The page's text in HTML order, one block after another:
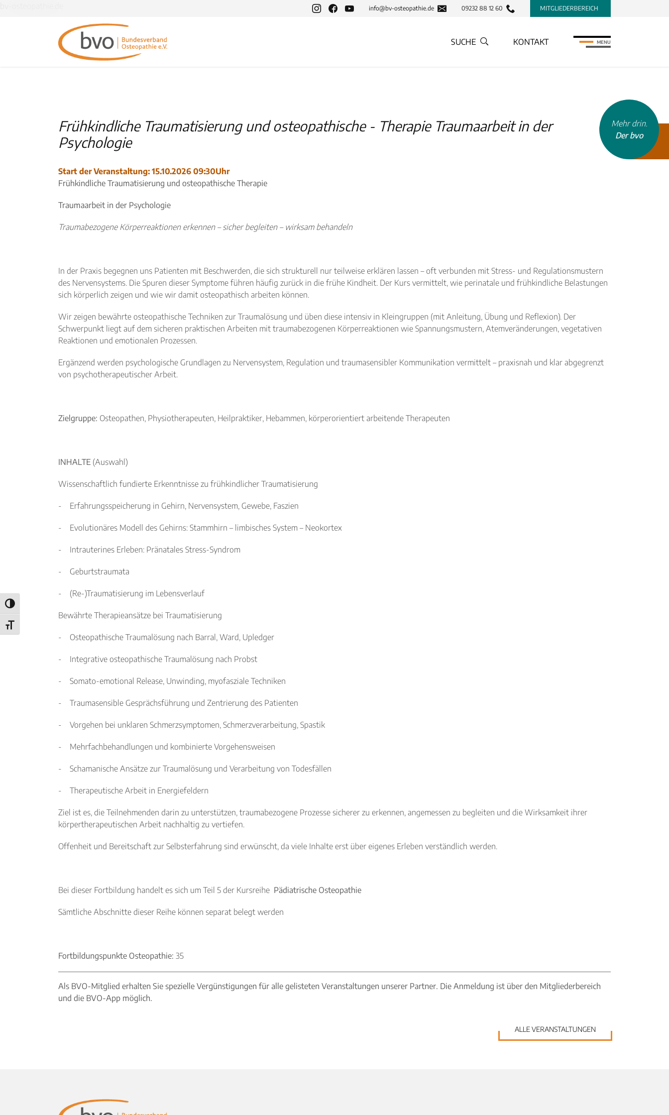
Umschalten auf hohe Kontraste
Schrift vergrößern
info@bv-osteopathie.de 09232 88 12 60 MITGLIEDERBEREICH
SUCHE KONTAKT MENU
Frühkindliche Traumatisierung und osteopathische - Therapie Traumaarbeit in der
Psychologie
Start der Veranstaltung: 15.10.2026 09:30Uhr
Frühkindliche Traumatisierung und osteopathische Therapie
Traumaarbeit in der Psychologie
Traumabezogene Körperreaktionen erkennen – sicher begleiten – wirksam behandeln
In der Praxis begegnen uns Patienten mit Beschwerden, die sich strukturell nur teilweise erklären lassen – oft verbunden mit Stress- und Regulationsmustern
des Nervensystems. Die Spuren dieser Symptome führen häufig zurück in die frühe Kindheit. Der Kurs vermittelt, wie perinatale und frühkindliche Belastungen
sich körperlich zeigen und wie wir damit osteopathisch arbeiten können.
Wir zeigen bewährte osteopathische Techniken zur Traumalösung und üben diese intensiv in Kleingruppen (mit Anleitung, Übung und Reflexion). Der
Schwerpunkt liegt auf dem sicheren praktischen Arbeiten mit traumabezogenen Körperreaktionen wie Spannungsmustern, Atemveränderungen, vegetativen
Reaktionen und emotionalen Prozessen.
Ergänzend werden psychologische Grundlagen zu Nervensystem, Regulation und traumasensibler Kommunikation vermittelt – praxisnah und klar abgegrenzt
von psychotherapeutischer Arbeit.
Zielgruppe: Osteopathen, Physiotherapeuten, Heilpraktiker, Hebammen, körperorientiert arbeitende Therapeuten
INHALTE (Auswahl)
Wissenschaftlich fundierte Erkenntnisse zu frühkindlicher Traumatisierung
- Erfahrungsspeicherung in Gehirn, Nervensystem, Gewebe, Faszien
- Evolutionäres Modell des Gehirns: Stammhirn – limbisches System – Neokortex
- Intrauterines Erleben: Pränatales Stress-Syndrom
- Geburtstraumata
- (Re-)Traumatisierung im Lebensverlauf
Bewährte Therapieansätze bei Traumatisierung
- Osteopathische Traumalösung nach Barral, Ward, Upledger
- Integrative osteopathische Traumalösung nach Probst
- Somato-emotional Release, Unwinding, myofasziale Techniken
- Traumasensible Gesprächsführung und Zentrierung des Patienten
- Vorgehen bei unklaren Schmerzsymptomen, Schmerzverarbeitung, Spastik
- Mehrfachbehandlungen und kombinierte Vorgehensweisen
- Schamanische Ansätze zur Traumalösung und Verarbeitung von Todesfällen
- Therapeutische Arbeit in Energiefeldern
Ziel ist es, die Teilnehmenden darin zu unterstützen, traumabezogene Prozesse sicherer zu erkennen, angemessen zu begleiten und die Wirksamkeit ihrer
körpertherapeutischen Arbeit nachhaltig zu vertiefen.
Offenheit und Bereitschaft zur Selbsterfahrung sind erwünscht, da viele Inhalte erst über eigenes Erleben verständlich werden.
Bei dieser Fortbildung handelt es sich um Teil 5 der Kursreihe Pädiatrische Osteopathie
Sämtliche Abschnitte dieser Reihe können separat belegt werden
Fortbildungspunkte Osteopathie: 35
Als BVO-Mitglied erhalten Sie spezielle Vergünstigungen für alle gelisteten Veranstaltungen unserer Partner. Die Anmeldung ist über den Mitgliederbereich
und die BVO-App möglich.
ALLE VERANSTALTUNGEN
Mehr drin.
Der bvo
Veranstaltungen